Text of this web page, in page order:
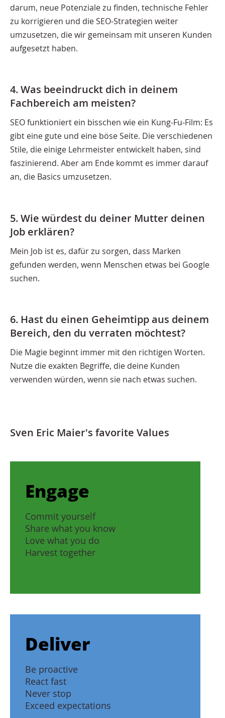
darum, neue Potenziale zu finden, technische Fehler
zu korrigieren und die SEO-Strategien weiter
umzusetzen, die wir gemeinsam mit unseren Kunden
aufgesetzt haben.
4. Was beeindruckt dich in deinem
Fachbereich am meisten?
SEO funktioniert ein bisschen wie ein Kung-Fu-Film: Es
gibt eine gute und eine böse Seite. Die verschiedenen
Stile, die einige Lehrmeister entwickelt haben, sind
faszinierend. Aber am Ende kommt es immer darauf
an, die Basics umzusetzen.
5. Wie würdest du deiner Mutter deinen
Job erklären?
Mein Job ist es, dafür zu sorgen, dass Marken
gefunden werden, wenn Menschen etwas bei Google
suchen.
6. Hast du einen Geheimtipp aus deinem
Bereich, den du verraten möchtest?
Die Magie beginnt immer mit den richtigen Worten.
Nutze die exakten Begriffe, die deine Kunden
verwenden würden, wenn sie nach etwas suchen.
Sven Eric Maier's favorite Values
Engage
Commit yourself
Share what you know
Love what you do
Harvest together
Deliver
Be proactive
React fast
Never stop
Exceed expectations